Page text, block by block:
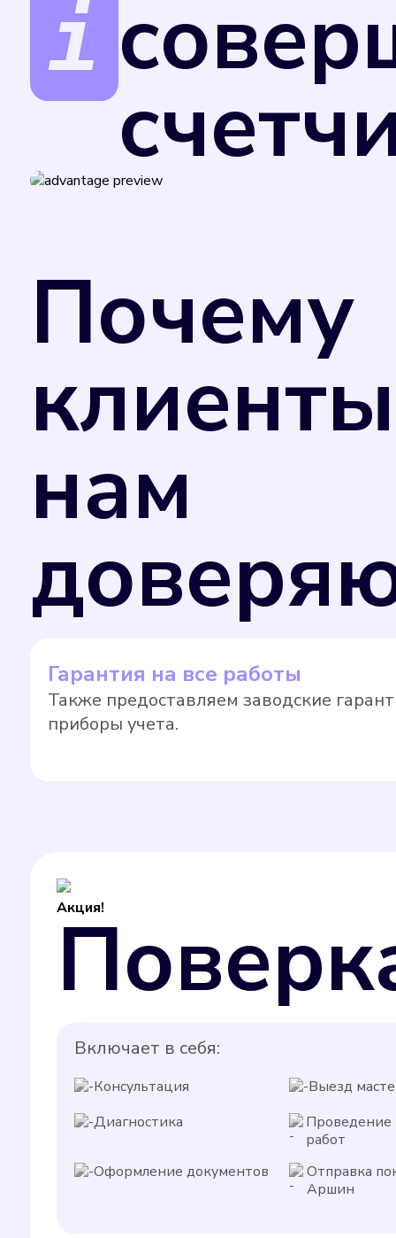
Поверка счетчиков обеспечивает
применения в сфере государственного
добровольном порядке. Однако
потребления коммунального ресурса в
отметкой в техническом паспорте
счетчика. Поэтому рекомендуем вам не
Почему
клиенты
нам
Гарантия на все работы
Также предоставляем заводские
приборы учета.
Акция!
Включает в себя:
Консультация
Выезд
Диагностика
Проведение
работ
Оформление документов
Отправка
Аршин